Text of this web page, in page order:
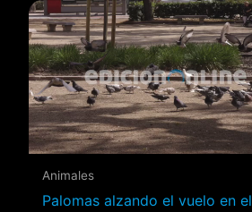
Animales
Palomas alzando el vuelo en el